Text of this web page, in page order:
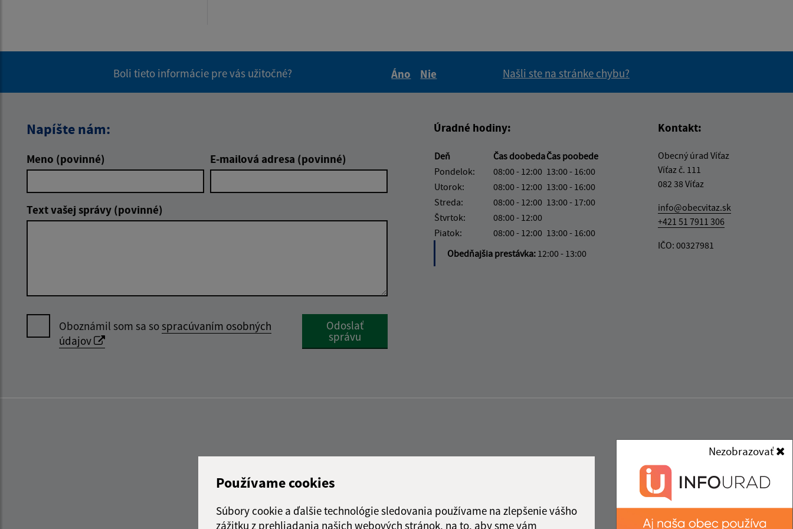
Používame cookies
Súbory cookie a ďalšie technológie sledovania používame na zlepšenie vášho
zážitku z prehliadania našich webových stránok, na to, aby sme vám
Nezobrazovať
Boli tieto informácie pre vás užitočné?
Áno
Nie
Našli ste na stránke chybu?
Napíšte nám:
Meno (povinné) E-mailová adresa (povinné)
Text vašej správy (povinné)
Oboznámil som sa sospracúvaním osobných
údajov
Google reCaptcha Response
Odoslať
správu
Úradné hodiny:
Deň Čas doobedaČas poobede
Pondelok:
08:00 - 12:00 13:00 - 16:00
Utorok:
08:00 - 12:00 13:00 - 16:00
Streda:
08:00 - 12:00 13:00 - 17:00
Štvrtok:
08:00 - 12:00
Piatok:
08:00 - 12:00 13:00 - 16:00
Obedňajšia prestávka: 12:00 - 13:00
Kontakt:
Obecný úrad Víťaz
Víťaz č. 111
082 38 Víťaz
info@obecvitaz.sk
+421 51 7911 306
IČO: 00327981